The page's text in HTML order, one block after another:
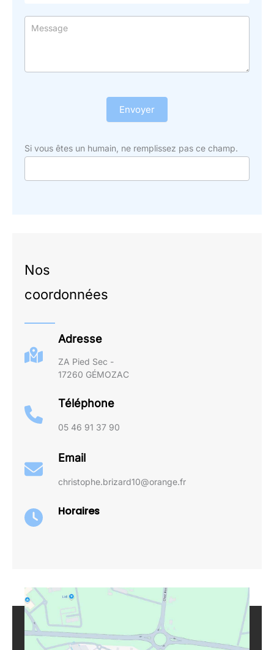
Envoyer
Si vous êtes un humain, ne remplissez pas ce champ.
Nos
coordonnées
Adresse
ZA Pied Sec -
17260 GÉMOZAC
Téléphone
05 46 91 37 90
Email
christophe.brizard10@orange.fr
Horaires